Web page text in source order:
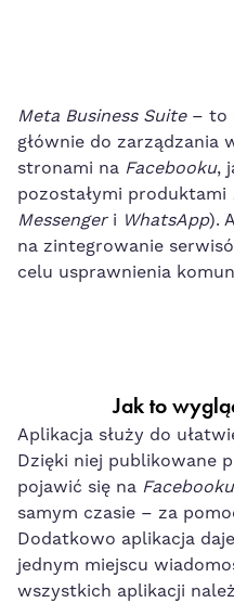
Meta Business Suite– to
głównie do zarządzania
stronami na Facebooku,
pozostałymi produktami
Messengeri WhatsApp).
na zintegrowanie
celu usprawnienia
Jak to
Aplikacja służy do
Dzięki niej publikowane
pojawić się na Facebooku
samym czasie – za
Dodatkowo aplikacja
jednym miejscu
wszystkich aplikacji